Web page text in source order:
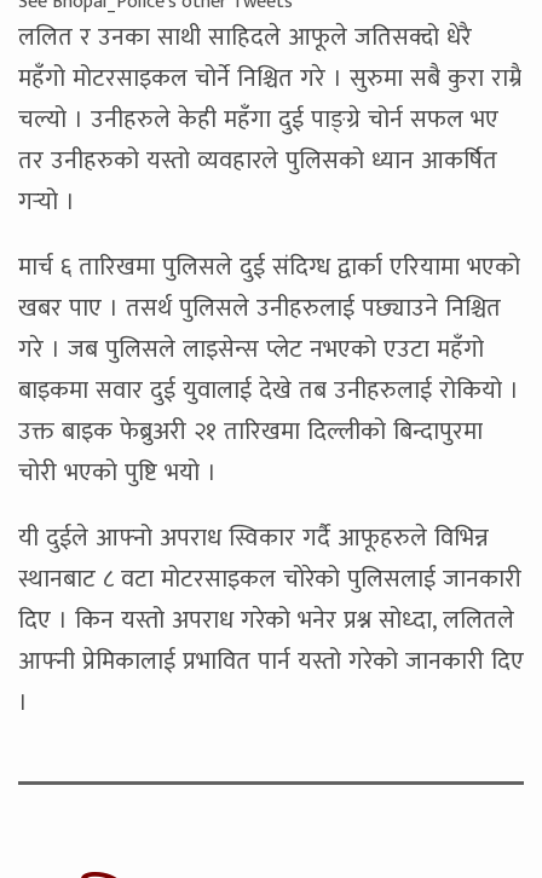
ललित र उनका साथी साहिदले आफूले जतिसक्दो धेरै
महँगो मोटरसाइकल चोर्ने निश्चित गरे । सुरुमा सबै कुरा राम्रै
चल्यो । उनीहरुले केही महँगा दुई पाङ्ग्रे चोर्न सफल भए
तर उनीहरुको यस्तो व्यवहारले पुलिसको ध्यान आकर्षित
गर्‍यो ।
मार्च ६ तारिखमा पुलिसले दुई संदिग्ध द्वार्का एरियामा भएको
खबर पाए । तसर्थ पुलिसले उनीहरुलाई पछ्याउने निश्चित
गरे । जब पुलिसले लाइसेन्स प्लेट नभएको एउटा महँगो
बाइकमा सवार दुई युवालाई देखे तब उनीहरुलाई रोकियो ।
उक्त बाइक फेब्रुअरी २१ तारिखमा दिल्लीको बिन्दापुरमा
चोरी भएको पुष्टि भयो ।
यी दुईले आफ्नो अपराध स्विकार गर्दै आफूहरुले विभिन्न
स्थानबाट ८ वटा मोटरसाइकल चोरेको पुलिसलाई जानकारी
दिए । किन यस्तो अपराध गरेको भनेर प्रश्न सोध्दा, ललितले
आफ्नी प्रेमिकालाई प्रभावित पार्न यस्तो गरेको जानकारी दिए
।